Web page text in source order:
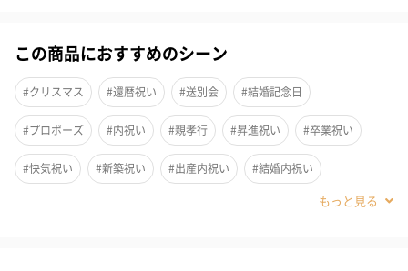
ボディやヘッドをケアする「リラックス」、自分を磨いてきれい
「リフレッシュ」。
3つのキーワードでセレクトされた体験の中から、お好きなものを
選んで体験できます。忙しい毎日の中でほっと一息つける体験ば
かりです。
この商品におすすめのシーン
#クリスマス #還暦祝い #送別会 #結婚記念日
#プロポーズ #内祝い #親孝行 #昇進祝い #卒業祝い
#快気祝い #新築祝い #出産内祝い #結婚内祝い
#誕生日